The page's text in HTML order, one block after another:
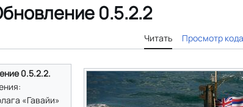
0.5.2.2
Читать Просмотр кода
0.5.2.2.
«Гавайи»